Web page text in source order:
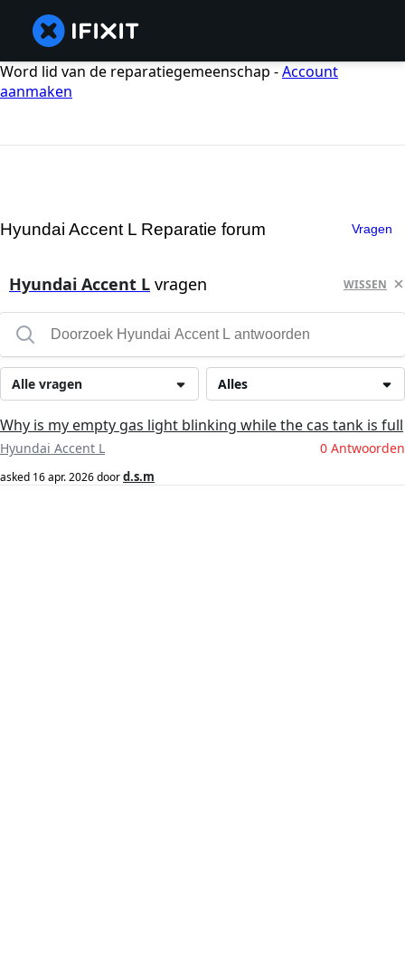
Word lid van de reparatiegemeenschap -Account
aanmaken
Hyundai Accent L Reparatie forum Vragen
Hyundai Accent L vragen WISSEN
Alles
Alle vragen
Why is my empty gas light blinking while the cas tank is full
Hyundai Accent L 0 Antwoorden
asked 16 apr. 2026doord.s.m